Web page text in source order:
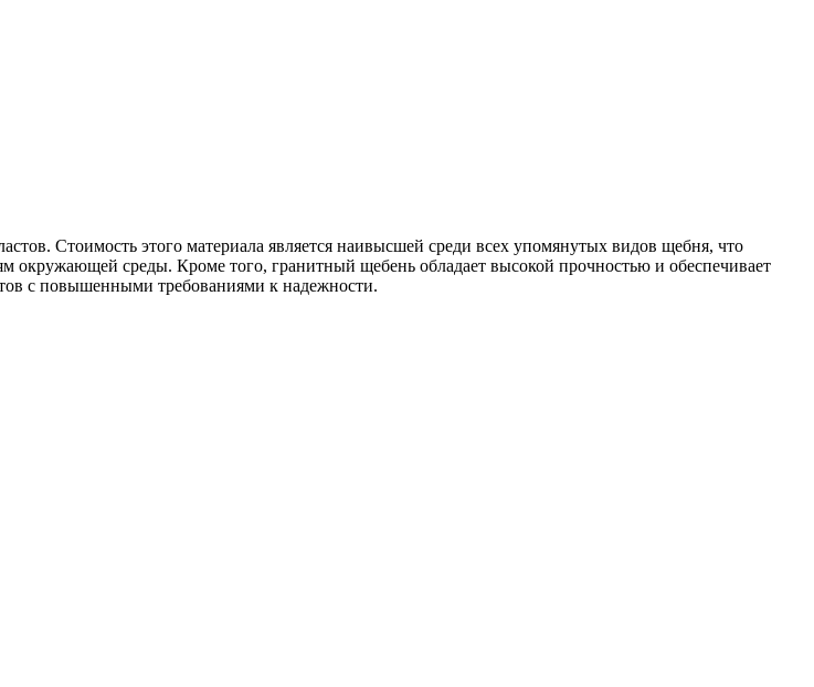
Стоимость этого материала является наивысшей среди всех упомянутых видов щебня, что
окружающей среды. Кроме того, гранитный щебень обладает высокой прочностью и обеспечивает
с повышенными требованиями к надежности.